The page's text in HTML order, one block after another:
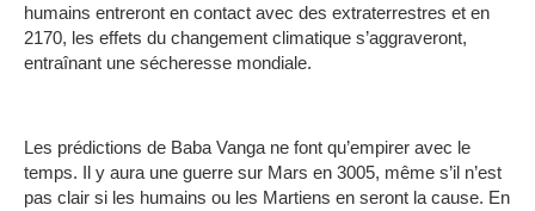
humains entreront en contact avec des extraterrestres et en
2170, les effets du changement climatique s’aggraveront,
entraînant une sécheresse mondiale.
Les prédictions de Baba Vanga ne font qu’empirer avec le
temps. Il y aura une guerre sur Mars en 3005, même s’il n’est
pas clair si les humains ou les Martiens en seront la cause. En